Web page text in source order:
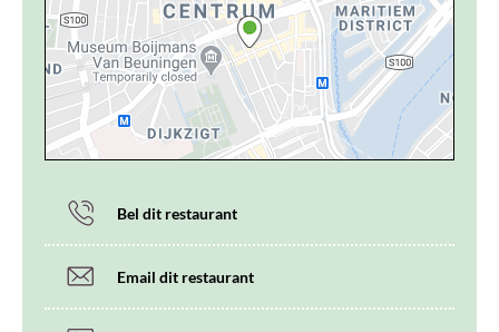
Bel dit restaurant
Email dit restaurant